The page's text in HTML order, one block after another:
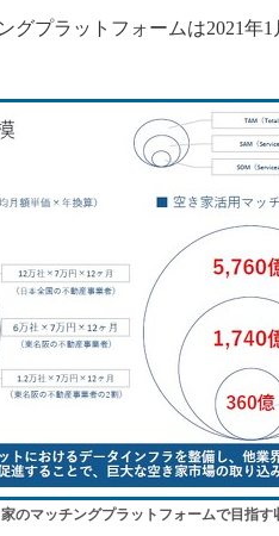
プラットフォームは2021年
のマッチングプラットフォームで目指す